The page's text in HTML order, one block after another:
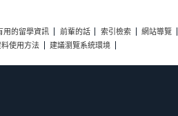
用的留學資訊 前輩的話 索引檢索
網站導覽
使用方法 建議瀏覽系統環境